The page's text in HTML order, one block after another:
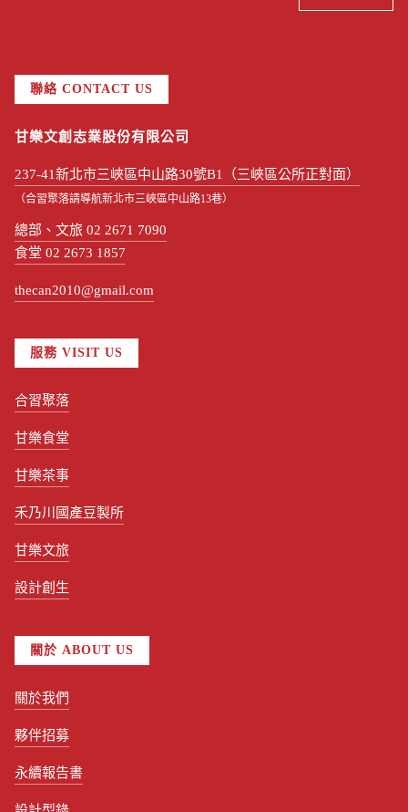
聯絡 CONTACT US
甘樂文創志業股份有限公司
237-41新北市三峽區中山路30號B1（三峽區公所正對面）
（合習聚落請導航新北市三峽區中山路13巷）
總部、文旅 02 2671 7090
食堂 02 2673 1857
thecan2010@gmail.com
服務 VISIT US
合習聚落
甘樂食堂
甘樂茶事
禾乃川國產豆製所
甘樂文旅
設計創生
關於 ABOUT US
關於我們
夥伴招募
永續報告書